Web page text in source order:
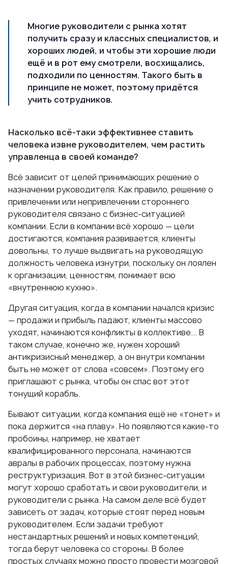
Многие руководители с рынка хотят
получить сразу и классных специалистов, и
хороших людей, и чтобы эти хорошие люди
ещё и в рот ему смотрели, восхищались,
подходили по ценностям. Такого быть в
принципе не может, поэтому придётся
учить сотрудников.
Насколько всё-таки эффективнее ставить
человека извне руководителем, чем растить
управленца в своей команде?
Всё зависит от целей принимающих решение о
назначении руководителя. Как правило, решение о
привлечении или непривлечении стороннего
руководителя связано с бизнес-ситуацией
компании. Если в компании всё хорошо — цели
достигаются, компания развивается, клиенты
довольны, то лучше выдвигать на руководящую
должность человека изнутри, поскольку он лоялен
к организации, ценностям, понимает всю
«внутреннюю кухню».
Другая ситуация, когда в компании начался кризис
— продажи и прибыль падают, клиенты массово
уходят, начинаются конфликты в коллективе... В
таком случае, конечно же, нужен хороший
антикризисный менеджер, а он внутри компании
быть не может от слова «совсем». Поэтому его
приглашают с рынка, чтобы он спас вот этот
тонущий корабль.
Бывают ситуации, когда компания ещё не «тонет» и
пока держится «на плаву». Но появляются какие-то
пробоины, например, не хватает
квалифицированного персонала, начинаются
авралы в рабочих процессах, поэтому нужна
реструктуризация. Вот в этой бизнес-ситуации
могут хорошо сработать и свои руководители, и
руководители с рынка. На самом деле всё будет
зависеть от задач, которые стоят перед новым
руководителем. Если задачи требуют
нестандартных решений и новых компетенций,
тогда берут человека со стороны. В более
простых случаях можно просто провести мозговой